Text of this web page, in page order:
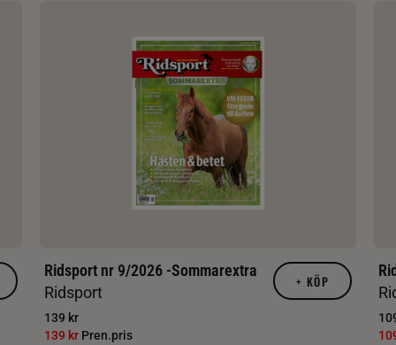
Ridsport nr 9/2026 -Sommarextra
Ridsport
139 kr
139 kr Pren.pris
+ KÖP